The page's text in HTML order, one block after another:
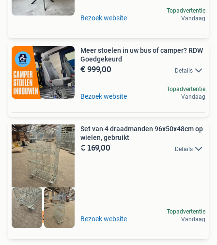
Bezoek website
Topadvertentie
Vandaag
Meer stoelen in uw bus of camper? RDW
Goedgekeurd
€ 999,00 Details
Bezoek website
Topadvertentie
Vandaag
12500 m2 voorraad
Set van 4 draadmanden 96x50x48cm op
wielen, gebruikt
€ 169,00 Details
Bezoek website
Topadvertentie
Vandaag